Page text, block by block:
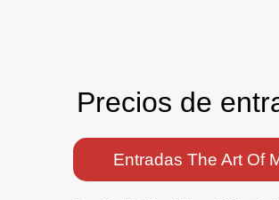
Precios de
Entradas The Art Of